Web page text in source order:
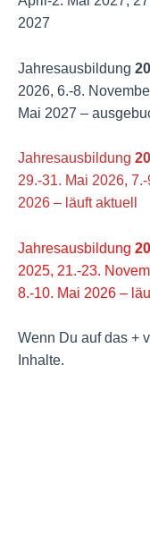
2027
Jahresausbildung
2026, 6.-8.
Mai 2027 –
Jahresausbildung
29.-31. Mai 2026,
2026 – läuft aktuell
Jahresausbildung
2025, 21.-23.
8.-10. Mai 2026 –
Wenn Du auf das +
Inhalte.